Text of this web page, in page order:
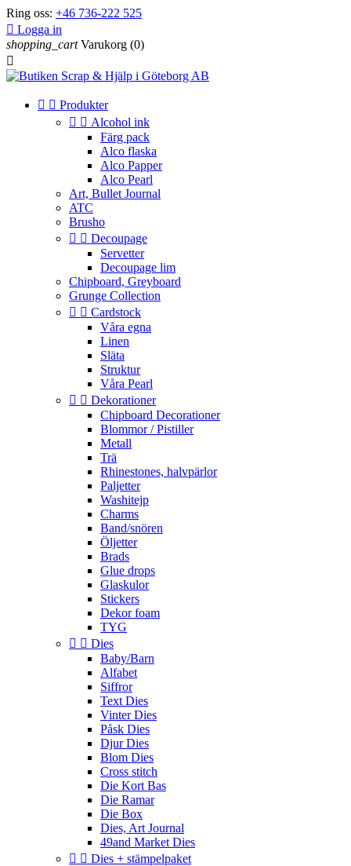
Ring oss: +46 736-222 525
 Logga in
shopping_cart Varukorg (0)

  Produkter
  Alcohol ink
Färg pack
Alco flaska
Alco Papper
Alco Pearl
Art, Bullet Journal
ATC
Brusho
  Decoupage
Servetter
Decoupage lim
Chipboard, Greyboard
Grunge Collection
  Cardstock
Våra egna
Linen
Släta
Struktur
Våra Pearl
  Dekorationer
Chipboard Decorationer
Blommor / Pistiller
Metall
Trä
Rhinestones, halvpärlor
Paljetter
Washitejp
Charms
Band/snören
Öljetter
Brads
Glue drops
Glaskulor
Stickers
Dekor foam
TYG
  Dies
Baby/Barn
Alfabet
Siffror
Text Dies
Vinter Dies
Påsk Dies
Djur Dies
Blom Dies
Cross stitch
Die Kort Bas
Die Ramar
Die Box
Dies, Art Journal
49and Market Dies
  Dies + stämpelpaket